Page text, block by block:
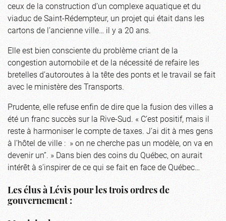
ceux de la construction d’un complexe aquatique et du
viaduc de Saint-Rédempteur, un projet qui était dans les
cartons de l’ancienne ville… il y a 20 ans.
Elle est bien consciente du problème criant de la
congestion automobile et de la nécessité de refaire les
bretelles d’autoroutes à la tête des ponts et le travail se fait
avec le ministère des Transports.
Prudente, elle refuse enfin de dire que la fusion des villes a
été un franc succès sur la Rive-Sud. « C’est positif, mais il
reste à harmoniser le compte de taxes. J’ai dit à mes gens
à l’hôtel de ville : » on ne cherche pas un modèle, on va en
devenir un”. » Dans bien des coins du Québec, on aurait
intérêt à s’inspirer de ce qui se fait en face de Québec…
Les élus à Lévis pour les trois ordres de
gouvernement :